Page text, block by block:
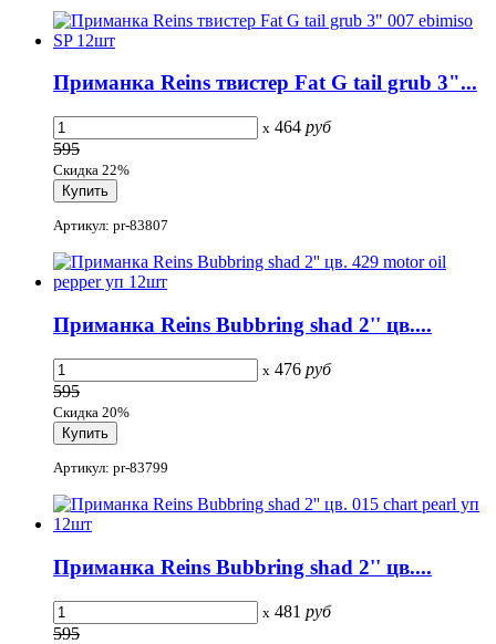
Приманка Reins твистер Fat G tail grub 3"...
x 464 руб
595
Скидка 22%
Артикул: pr-83807
Приманка Reins Bubbring shad 2'' цв....
x 476 руб
595
Скидка 20%
Артикул: pr-83799
Приманка Reins Bubbring shad 2'' цв....
x 481 руб
595